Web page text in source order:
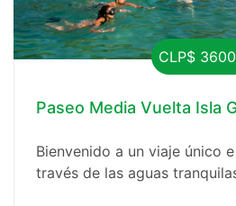
CLP$
Paseo Media Vuelta Isla
Bienvenido a un viaje único
través de las aguas